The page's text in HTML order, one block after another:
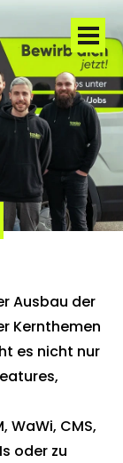
Ausbau der
Kernthemen
es nicht nur
WaWi, CMS,
oder zu